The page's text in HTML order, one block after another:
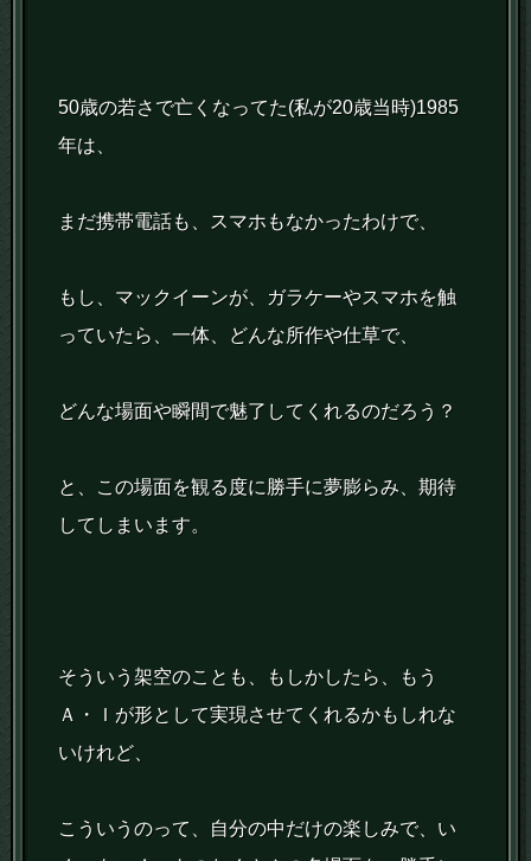
50歳の若さで亡くなってた(私が20歳当時)1985
年は、
まだ携帯電話も、スマホもなかったわけで、
もし、マックイーンが、ガラケーやスマホを触
っていたら、一体、どんな所作や仕草で、
どんな場面や瞬間で魅了してくれるのだろう？
と、この場面を観る度に勝手に夢膨らみ、期待
してしまいます。
そういう架空のことも、もしかしたら、もう
Ａ・Ｉが形として実現させてくれるかもしれな
いけれど、
こういうのって、自分の中だけの楽しみで、い